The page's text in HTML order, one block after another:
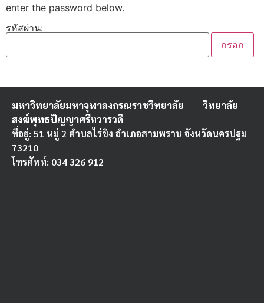
enter the password below.
รหัสผ่าน:
มหาวิทยาลัยมหาจุฬาลงกรณราชวิทยาลัย วิทยาลัย
สงฆ์พุทธปัญญาศรีทวารวดี
ที่อยู่: 51 หมู่ 2 ตำบลไร่ขิง อำเภอสามพราน จังหวัดนครปฐม
73210
โทรศัพท์: 034 326 912